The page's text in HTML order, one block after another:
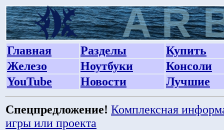
Главная Разделы
Купить
Железо
Ноутбуки
Консоли
YouTube
Новости Лучшие
Спецпредложение! Комплексная
игры или проекта